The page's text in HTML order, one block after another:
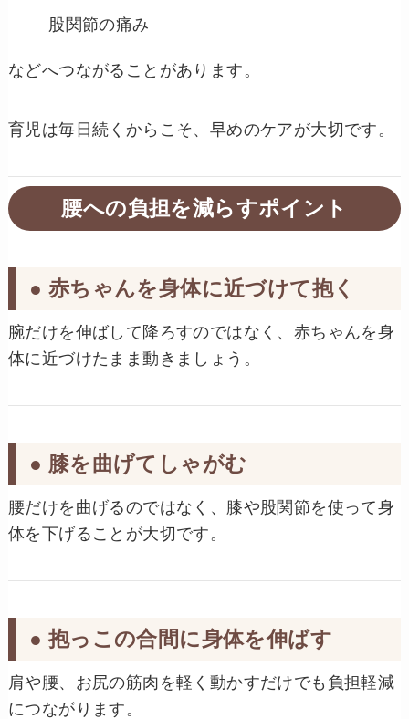
股関節の痛み
などへつながることがあります。
育児は毎日続くからこそ、早めのケアが大切です。
腰への負担を減らすポイント
● 赤ちゃんを身体に近づけて抱く
腕だけを伸ばして降ろすのではなく、赤ちゃんを身
体に近づけたまま動きましょう。
● 膝を曲げてしゃがむ
腰だけを曲げるのではなく、膝や股関節を使って身
体を下げることが大切です。
● 抱っこの合間に身体を伸ばす
肩や腰、お尻の筋肉を軽く動かすだけでも負担軽減
につながります。